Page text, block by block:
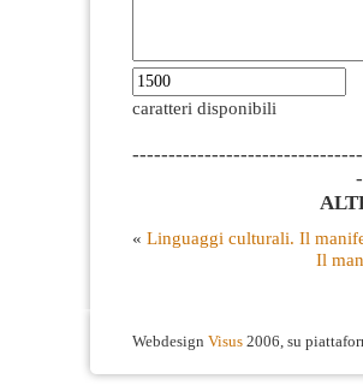
caratteri disponibili
« Linguaggi culturali. Il
Il
Webdesign Visus 2006, su